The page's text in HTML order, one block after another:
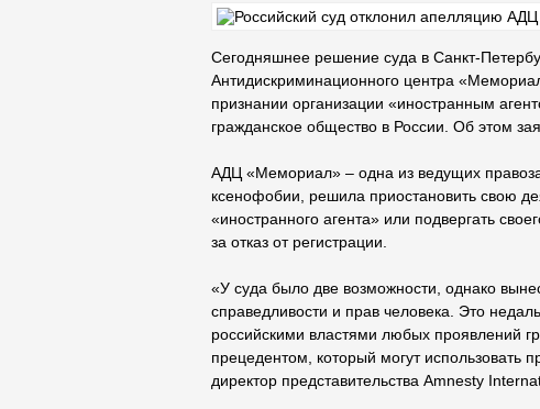
Сегодняшнее решение суда в Санкт-
Антидискриминационного центра
признании организации «иностранным
гражданское общество в России. Об этом
АДЦ «Мемориал» – одна из ведущих
ксенофобии, решила приостановить свою
«иностранного агента» или подвергать
за отказ от регистрации.
«У суда было две возможности, однако
справедливости и прав человека. Это
российскими властями любых проявлений
прецедентом, который могут использовать
директор представительства Amnesty